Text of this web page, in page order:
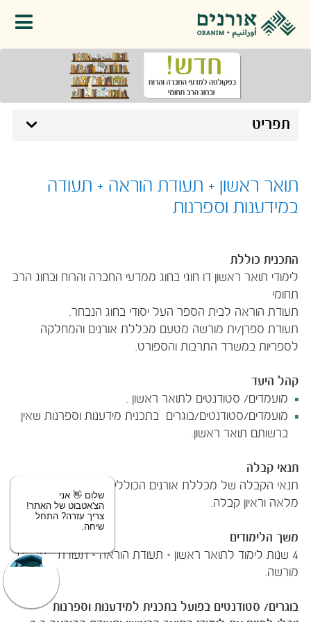
תפריט
תואר ראשון + תעודת הוראה + תעודה
במידענות וספרנות
התכנית כוללת
לימודי תואר ראשון דו חוגי בחוג ממדעי החברה והרוח ובחוג הרב
תחומי
תעודת הוראה לבית הספר העל יסודי בחוג הנבחר.
תעודת ספרן/ית מורשה מטעם מכללת אורנים והמחלקה
לספריות במשרד התרבות והספורט.
קהל היעד
מועמדים/ סטודנטים לתואר ראשון .
מועמדים/סטודנטים/בוגרים בתכנית מידענות וספרנות שאין
ברשותם תואר ראשון.
תנאי קבלה
תנאי הקבלה של מכללת אורנים הכוללים תעודת בגרות
מלאה וראיון קבלה.
משך הלימודים
4 שנות לימוד לתואר ראשון + תעודת הוראה + תעודת ספרן/ית
מורשה.
בוגרים/ סטודנטים בפועל בתכנית למידענות וספרנות
שלום 👋 אני
הצ'אטבוט של האתר!
צריך עזרה? התחל
שיחה.